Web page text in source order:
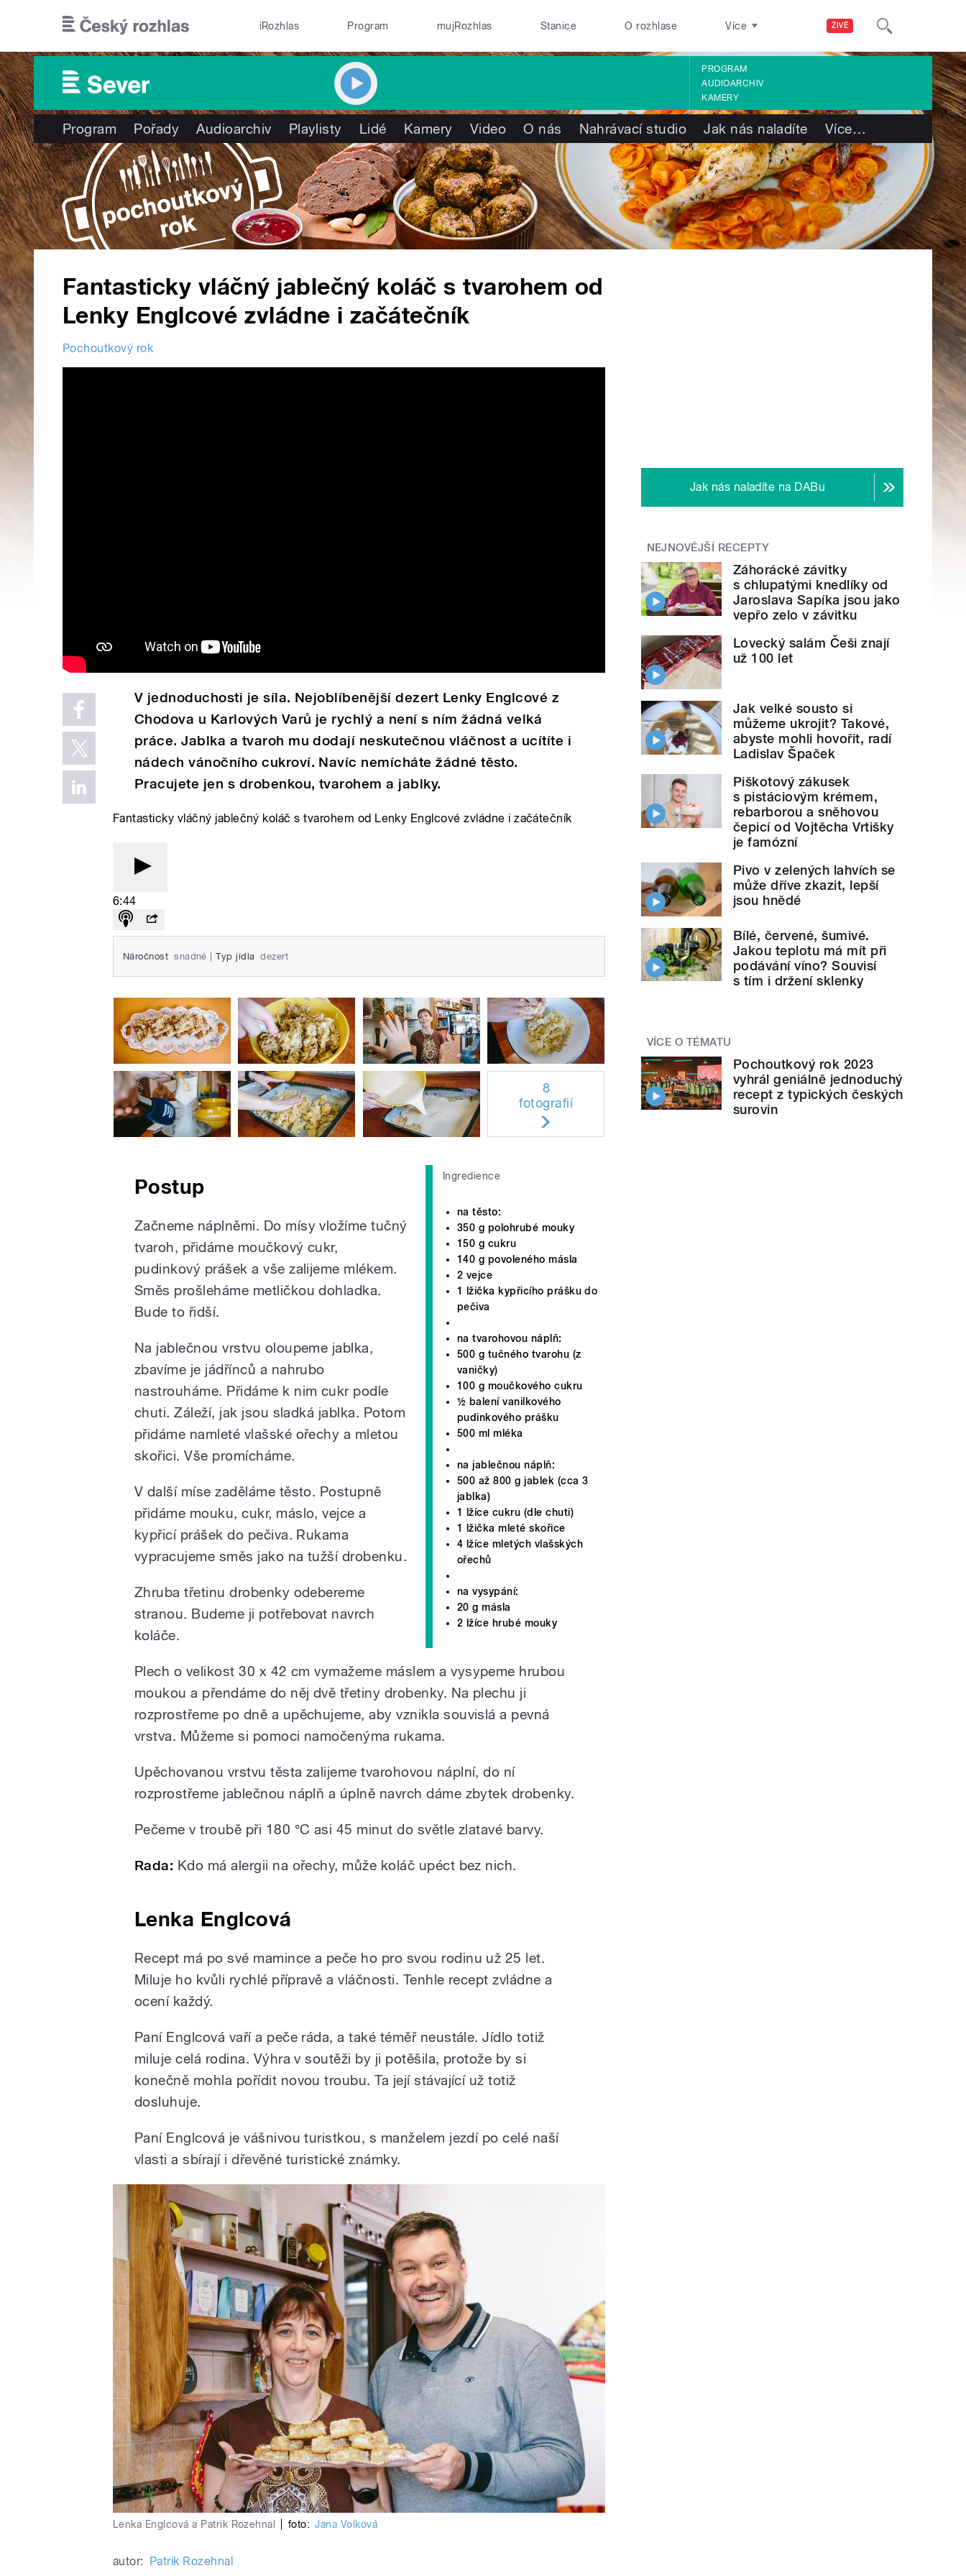
ŽIVĚ
iRozhlas Program mujRozhlas Stanice O rozhlase Více
PROGRAM
AUDIOARCHIV
KAMERY
Program Pořady Audioarchiv Playlisty Lidé Kamery Video O nás Nahrávací studio Jak nás naladíte Více…
Fantasticky vláčný jablečný koláč s tvarohem od
Lenky Englcové zvládne i začátečník
Pochoutkový rok
V jednoduchosti je síla. Nejoblíbenější dezert Lenky Englcové z
Chodova u Karlových Varů je rychlý a není s ním žádná velká
práce. Jablka a tvaroh mu dodají neskutečnou vláčnost a ucítíte i
nádech vánočního cukroví. Navíc nemícháte žádné těsto.
Pracujete jen s drobenkou, tvarohem a jablky.
Fantasticky vláčný jablečný koláč s tvarohem od Lenky Englcové zvládne i začátečník
6:44
Náročnost snadné Typ jídla dezert
8
fotografií
Ingredience
na těsto:
350 g polohrubé mouky
150 g cukru
140 g povoleného másla
2 vejce
1 lžička kypřicího prášku do
pečiva
na tvarohovou náplň:
500 g tučného tvarohu (z
vaničky)
100 g moučkového cukru
½ balení vanilkového
pudinkového prášku
500 ml mléka
na jablečnou náplň:
500 až 800 g jablek (cca 3
jablka)
1 lžíce cukru (dle chuti)
1 lžička mleté skořice
4 lžíce mletých vlašských
ořechů
na vysypání:
20 g másla
2 lžíce hrubé mouky
Postup
Začneme náplněmi. Do mísy vložíme tučný
tvaroh, přidáme moučkový cukr,
pudinkový prášek a vše zalijeme mlékem.
Směs prošleháme metličkou dohladka.
Bude to řidší.
Na jablečnou vrstvu oloupeme jablka,
zbavíme je jádřínců a nahrubo
nastrouháme. Přidáme k nim cukr podle
chuti. Záleží, jak jsou sladká jablka. Potom
přidáme namleté vlašské ořechy a mletou
skořici. Vše promícháme.
V další míse zaděláme těsto. Postupně
přidáme mouku, cukr, máslo, vejce a
kypřicí prášek do pečiva. Rukama
vypracujeme směs jako na tužší drobenku.
Zhruba třetinu drobenky odebereme
stranou. Budeme ji potřebovat navrch
koláče.
Plech o velikost 30 x 42 cm vymažeme máslem a vysypeme hrubou
moukou a přendáme do něj dvě třetiny drobenky. Na plechu ji
rozprostřeme po dně a upěchujeme, aby vznikla souvislá a pevná
vrstva. Můžeme si pomoci namočenýma rukama.
Upěchovanou vrstvu těsta zalijeme tvarohovou náplní, do ní
rozprostřeme jablečnou náplň a úplně navrch dáme zbytek drobenky.
Pečeme v troubě při 180 °C asi 45 minut do světle zlatavé barvy.
Rada: Kdo má alergii na ořechy, může koláč upéct bez nich.
Lenka Englcová
Recept má po své mamince a peče ho pro svou rodinu už 25 let.
Miluje ho kvůli rychlé přípravě a vláčnosti. Tenhle recept zvládne a
ocení každý.
Paní Englcová vaří a peče ráda, a také téměř neustále. Jídlo totiž
miluje celá rodina. Výhra v soutěži by ji potěšila, protože by si
konečně mohla pořídit novou troubu. Ta její stávající už totiž
dosluhuje.
Paní Englcová je vášnivou turistkou, s manželem jezdí po celé naší
vlasti a sbírají i dřevěné turistické známky.
Lenka Englcová a Patrik Rozehnal foto: Jana Volková
autor: Patrik Rozehnal
Jak nás naladíte na DABu
NEJNOVĚJŠÍ RECEPTY
Záhorácké závitky
s chlupatými knedlíky od
Jaroslava Sapíka jsou jako
vepřo zelo v závitku
Lovecký salám Češi znají
už 100 let
Jak velké sousto si
můžeme ukrojit? Takové,
abyste mohli hovořit, radí
Ladislav Špaček
Piškotový zákusek
s pistáciovým krémem,
rebarborou a sněhovou
čepicí od Vojtěcha Vrtišky
je famózní
Pivo v zelených lahvích se
může dříve zkazit, lepší
jsou hnědé
Bílé, červené, šumivé.
Jakou teplotu má mít při
podávání víno? Souvisí
s tím i držení sklenky
VÍCE O TÉMATU
Pochoutkový rok 2023
vyhrál geniálně jednoduchý
recept z typických českých
surovin